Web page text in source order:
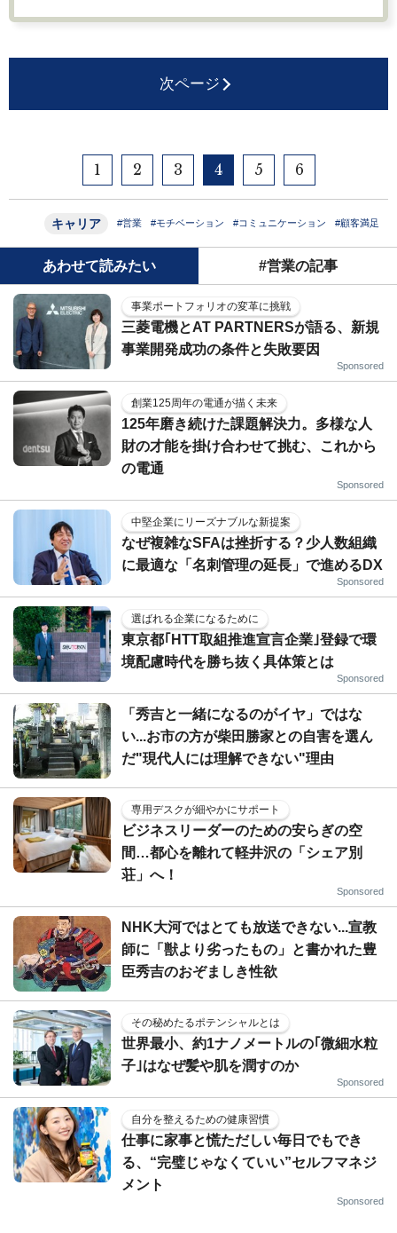
次ページ
1 2 3 4 5 6
キャリア #営業 #モチベーション #コミュニケーション #顧客満足
あわせて読みたい #営業の記事
事業ポートフォリオの変革に挑戦
三菱電機とAT PARTNERSが語る、新規
事業開発成功の条件と失敗要因
Sponsored
創業125周年の電通が描く未来
125年磨き続けた課題解決力。多様な人
財の才能を掛け合わせて挑む、これから
の電通
Sponsored
中堅企業にリーズナブルな新提案
なぜ複雑なSFAは挫折する？少人数組織
に最適な「名刺管理の延長」で進めるDX
Sponsored
選ばれる企業になるために
東京都｢HTT取組推進宣言企業｣登録で環
境配慮時代を勝ち抜く具体策とは
Sponsored
「秀吉と一緒になるのがイヤ」ではな
い...お市の方が柴田勝家との自害を選ん
だ"現代人には理解できない"理由
専用デスクが細やかにサポート
ビジネスリーダーのための安らぎの空
間…都心を離れて軽井沢の「シェア別
荘」へ！
Sponsored
NHK大河ではとても放送できない...宣教
師に「獣より劣ったもの」と書かれた豊
臣秀吉のおぞましき性欲
その秘めたるポテンシャルとは
世界最小、約1ナノメートルの｢微細水粒
子｣はなぜ髪や肌を潤すのか
Sponsored
自分を整えるための健康習慣
仕事に家事と慌ただしい毎日でもでき
る、“完璧じゃなくていい”セルフマネジ
メント
Sponsored